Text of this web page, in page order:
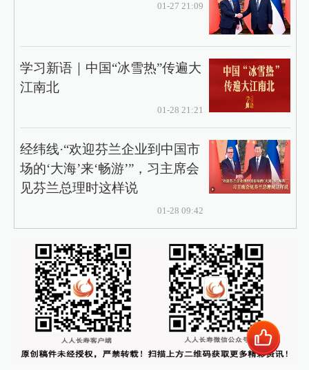
01-27 21:09
学习新语｜中国“冰雪热”传遍大
江南北
01-28 21:21
经纬线·“欢迎芬兰企业到中国市
场的‘大海’来‘畅游’”，习主席会
见芬兰总理时这样说
01-28 09:42